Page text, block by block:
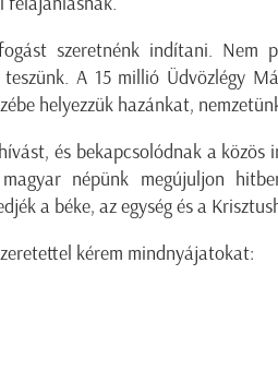
szeretnénk indítani. Nem
A 15 millió Üdvözlégy
helyezzük hazánkat,
és bekapcsolódnak a közös
népünk megújuljon
a béke, az egység és a
kérem mindnyájatokat: